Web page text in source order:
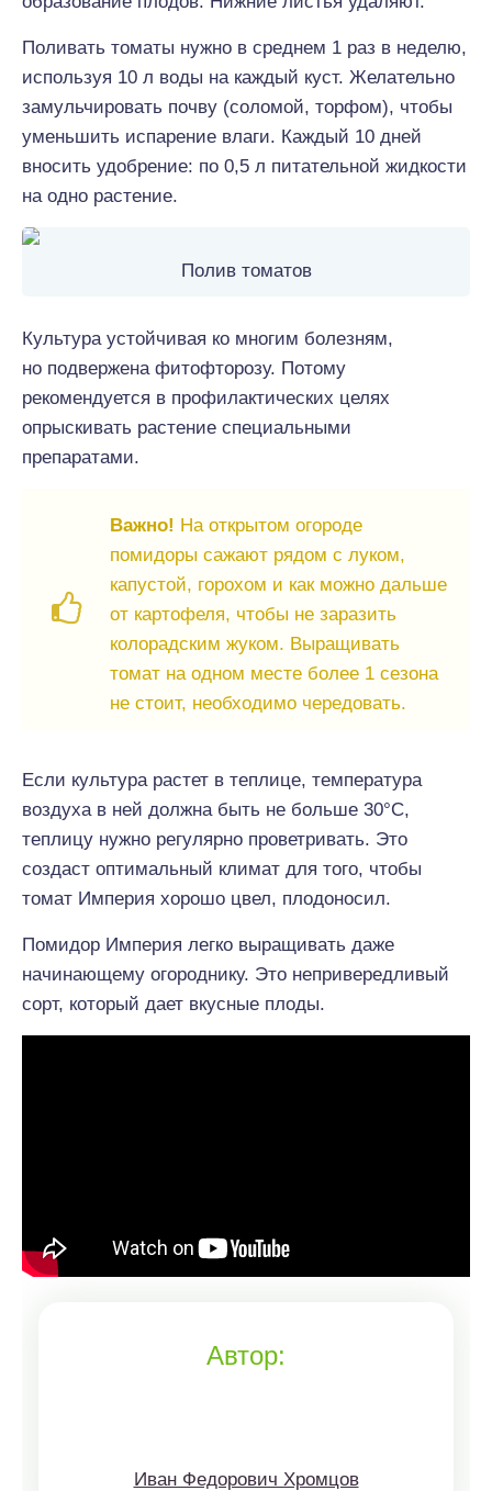
Поливать томаты нужно в среднем 1 раз в неделю,
используя 10 л воды на каждый куст. Желательно
замульчировать почву (соломой, торфом), чтобы
уменьшить испарение влаги. Каждый 10 дней
вносить удобрение: по 0,5 л питательной жидкости
на одно растение.
Полив томатов
Культура устойчивая ко многим болезням,
но подвержена фитофторозу. Потому
рекомендуется в профилактических целях
опрыскивать растение специальными
препаратами.
Важно! На открытом огороде
помидоры сажают рядом с луком,
капустой, горохом и как можно дальше
от картофеля, чтобы не заразить
колорадским жуком. Выращивать
томат на одном месте более 1 сезона
не стоит, необходимо чередовать.
Если культура растет в теплице, температура
воздуха в ней должна быть не больше 30°С,
теплицу нужно регулярно проветривать. Это
создаст оптимальный климат для того, чтобы
томат Империя хорошо цвел, плодоносил.
Помидор Империя легко выращивать даже
начинающему огороднику. Это непривередливый
сорт, который дает вкусные плоды.
Автор:
Иван Федорович Хромцов